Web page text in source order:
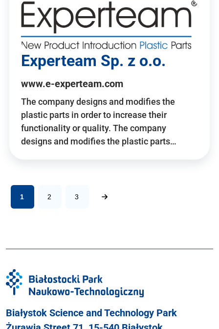
Experteam Sp. z o.o.
www.e-experteam.com
The company designs and modifies the
plastic parts in order to increase their
functionality or quality. The company
designs and modifies the plastic parts…
1 2 3
Białystok Science and Technology Park